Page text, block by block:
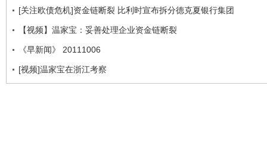
[关注欧债危机]资金链断裂 比利时宣布拆分德克夏银行集团
【视频】温家宝：妥善处理企业资金链断裂
《早新闻》 20111006
[视频]温家宝在浙江考察